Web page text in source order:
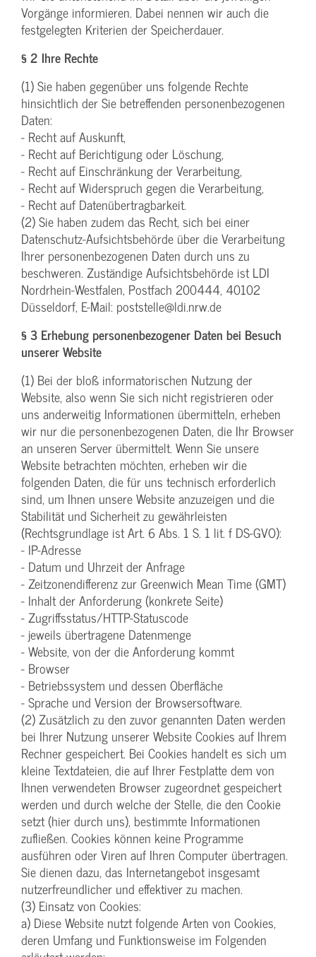
Vorgänge informieren. Dabei nennen wir auch die
festgelegten Kriterien der Speicherdauer.
§ 2 Ihre Rechte
(1) Sie haben gegenüber uns folgende Rechte
hinsichtlich der Sie betreffenden personenbezogenen
Daten:
- Recht auf Auskunft,
- Recht auf Berichtigung oder Löschung,
- Recht auf Einschränkung der Verarbeitung,
- Recht auf Widerspruch gegen die Verarbeitung,
- Recht auf Datenübertragbarkeit.
(2) Sie haben zudem das Recht, sich bei einer
Datenschutz-Aufsichtsbehörde über die Verarbeitung
Ihrer personenbezogenen Daten durch uns zu
beschweren. Zuständige Aufsichtsbehörde ist LDI
Nordrhein-Westfalen, Postfach 200444, 40102
Düsseldorf, E-Mail: poststelle@ldi.nrw.de
§ 3 Erhebung personenbezogener Daten bei Besuch
unserer Website
(1) Bei der bloß informatorischen Nutzung der
Website, also wenn Sie sich nicht registrieren oder
uns anderweitig Informationen übermitteln, erheben
wir nur die personenbezogenen Daten, die Ihr Browser
an unseren Server übermittelt. Wenn Sie unsere
Website betrachten möchten, erheben wir die
folgenden Daten, die für uns technisch erforderlich
sind, um Ihnen unsere Website anzuzeigen und die
Stabilität und Sicherheit zu gewährleisten
(Rechtsgrundlage ist Art. 6 Abs. 1 S. 1 lit. f DS-GVO):
- IP-Adresse
- Datum und Uhrzeit der Anfrage
- Zeitzonendifferenz zur Greenwich Mean Time (GMT)
- Inhalt der Anforderung (konkrete Seite)
- Zugriffsstatus/HTTP-Statuscode
- jeweils übertragene Datenmenge
- Website, von der die Anforderung kommt
- Browser
- Betriebssystem und dessen Oberfläche
- Sprache und Version der Browsersoftware.
(2) Zusätzlich zu den zuvor genannten Daten werden
bei Ihrer Nutzung unserer Website Cookies auf Ihrem
Rechner gespeichert. Bei Cookies handelt es sich um
kleine Textdateien, die auf Ihrer Festplatte dem von
Ihnen verwendeten Browser zugeordnet gespeichert
werden und durch welche der Stelle, die den Cookie
setzt (hier durch uns), bestimmte Informationen
zufließen. Cookies können keine Programme
ausführen oder Viren auf Ihren Computer übertragen.
Sie dienen dazu, das Internetangebot insgesamt
nutzerfreundlicher und effektiver zu machen.
(3) Einsatz von Cookies:
a) Diese Website nutzt folgende Arten von Cookies,
deren Umfang und Funktionsweise im Folgenden